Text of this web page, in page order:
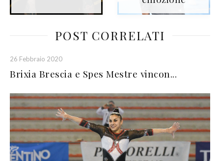
POST CORRELATI
26 Febbraio 2020
Brixia Brescia e Spes Mestre vincon...